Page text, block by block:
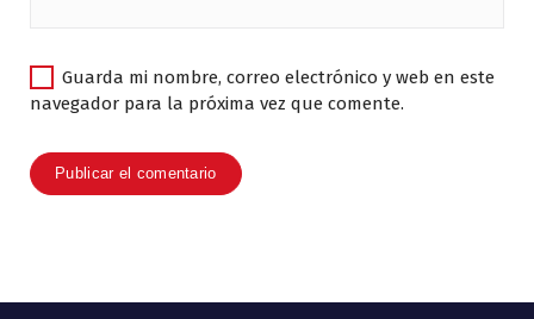
Guarda mi nombre, correo electrónico y web en este
navegador para la próxima vez que comente.